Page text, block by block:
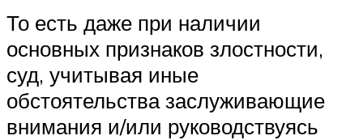
То есть даже при наличии
основных признаков злостности,
суд, учитывая иные
обстоятельства заслуживающие
внимания и/или руководствуясь